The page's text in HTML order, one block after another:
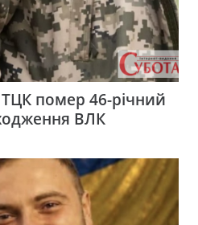
помер 46-річний
ВЛК